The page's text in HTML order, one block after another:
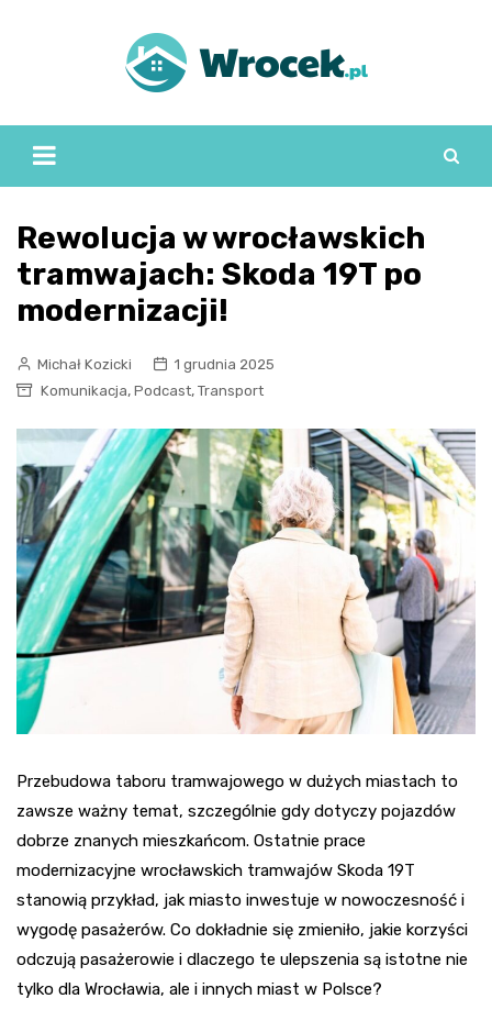
Rewolucja w wrocławskich
tramwajach: Skoda 19T po
modernizacji!
Michał Kozicki
1 grudnia 2025
Komunikacja, Podcast, Transport
Przebudowa taboru tramwajowego w dużych miastach to
zawsze ważny temat, szczególnie gdy dotyczy pojazdów
dobrze znanych mieszkańcom. Ostatnie prace
modernizacyjne wrocławskich tramwajów Skoda 19T
stanowią przykład, jak miasto inwestuje w nowoczesność i
wygodę pasażerów. Co dokładnie się zmieniło, jakie korzyści
odczują pasażerowie i dlaczego te ulepszenia są istotne nie
tylko dla Wrocławia, ale i innych miast w Polsce?